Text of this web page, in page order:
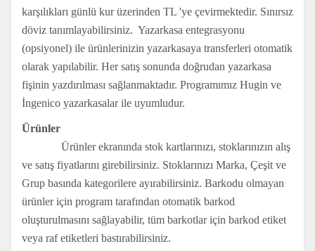
karşılıkları günlü kur üzerinden TL 'ye çevirmektedir. Sınırsız
döviz tanımlayabilirsiniz. Yazarkasa entegrasyonu
(opsiyonel) ile ürünlerinizin yazarkasaya transferleri otomatik
olarak yapılabilir. Her satış sonunda doğrudan yazarkasa
fişinin yazdırılması sağlanmaktadır. Programımız Hugin ve
İngenico yazarkasalar ile uyumludur.
Ürünler
Ürünler ekranında stok kartlarınızı, stoklarınızın alış
ve satış fiyatlarını girebilirsiniz. Stoklarınızı Marka, Çeşit ve
Grup basında kategorilere ayırabilirsiniz. Barkodu olmayan
ürünler için program tarafından otomatik barkod
oluşturulmasını sağlayabilir, tüm barkotlar için barkod etiket
veya raf etiketleri bastırabilirsiniz.